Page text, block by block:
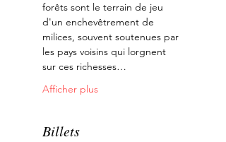
forêts sont le terrain de jeu
d'un enchevêtrement de
milices, souvent soutenues par
les pays voisins qui lorgnent
sur ces richesses…
Afficher plus
Billets